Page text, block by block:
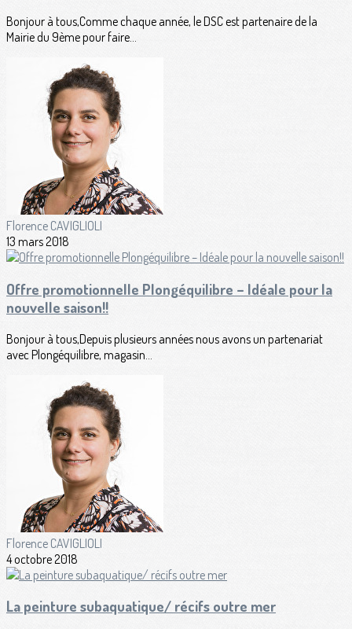
Bonjour à tous,Comme chaque année, le DSC est partenaire de la
Mairie du 9ème pour faire...
Florence CAVIGLIOLI
13 mars 2018
Offre promotionnelle Plongéquilibre – Idéale pour la
nouvelle saison!!
Bonjour à tous,Depuis plusieurs années nous avons un partenariat
avec Plongéquilibre, magasin...
Florence CAVIGLIOLI
4 octobre 2018
La peinture subaquatique/ récifs outre mer